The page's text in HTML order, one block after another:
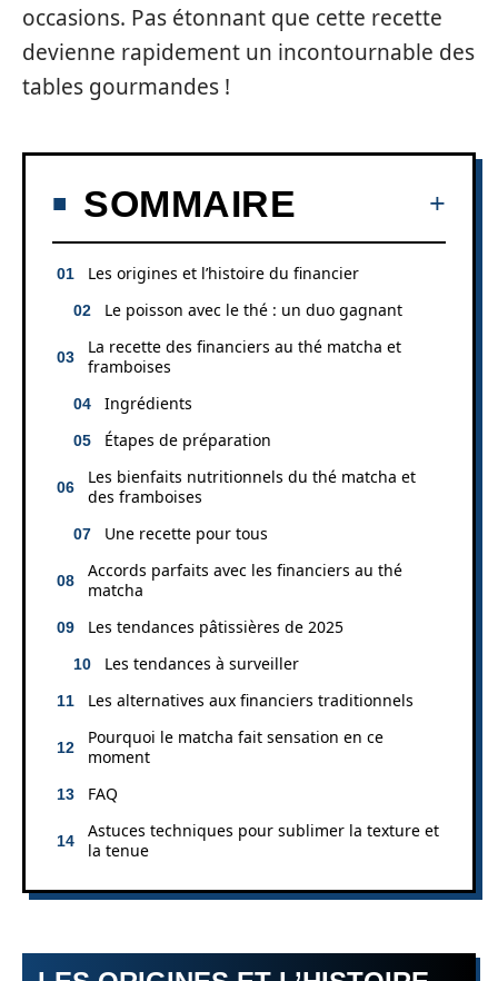
occasions. Pas étonnant que cette recette
devienne rapidement un incontournable des
tables gourmandes !
SOMMAIRE
Les origines et l’histoire du financier
Le poisson avec le thé : un duo gagnant
La recette des financiers au thé matcha et
framboises
Ingrédients
Étapes de préparation
Les bienfaits nutritionnels du thé matcha et
des framboises
Une recette pour tous
Accords parfaits avec les financiers au thé
matcha
Les tendances pâtissières de 2025
Les tendances à surveiller
Les alternatives aux financiers traditionnels
Pourquoi le matcha fait sensation en ce
moment
FAQ
Astuces techniques pour sublimer la texture et
la tenue